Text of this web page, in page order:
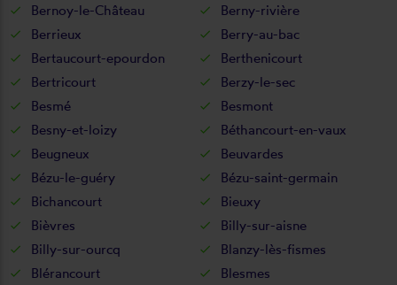
Bernoy-le-Château
Berny-rivière
Berrieux
Berry-au-bac
Bertaucourt-epourdon
Berthenicourt
Bertricourt
Berzy-le-sec
Besmé
Besmont
Besny-et-loizy
Béthancourt-en-vaux
Beugneux
Beuvardes
Bézu-le-guéry
Bézu-saint-germain
Bichancourt
Bieuxy
Bièvres
Billy-sur-aisne
Billy-sur-ourcq
Blanzy-lès-fismes
Blérancourt
Blesmes